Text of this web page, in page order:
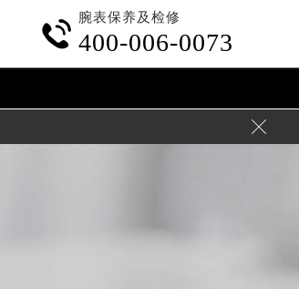

腕表保养及检修
400-006-0073
